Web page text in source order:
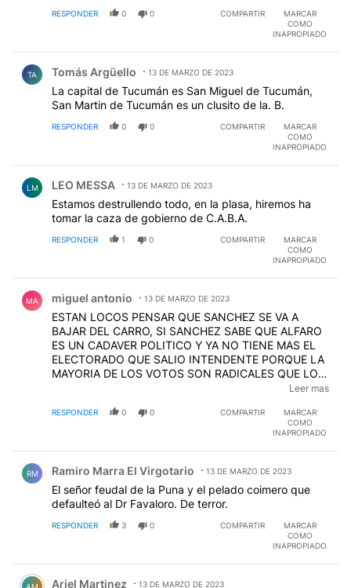
RESPONDER 0 0 COMPARTIR
MARCAR
COMO
INAPROPIADO
TA Tomás Argüello 13 DE MARZO DE 2023
La capital de Tucumán es San Miguel de Tucumán,
San Martin de Tucumán es un clusito de la. B.
RESPONDER 0 0 COMPARTIR
MARCAR
COMO
INAPROPIADO
LM LEO MESSA 13 DE MARZO DE 2023
Estamos destrullendo todo, en la plasa, hiremos ha
tomar la caza de gobierno de C.A.B.A.
RESPONDER 1 0 COMPARTIR
MARCAR
COMO
INAPROPIADO
MA miguel antonio 13 DE MARZO DE 2023
ESTAN LOCOS PENSAR QUE SANCHEZ SE VA A
BAJAR DEL CARRO, SI SANCHEZ SABE QUE ALFARO
ES UN CADAVER POLITICO Y YA NO TIENE MAS EL
ELECTORADO QUE SALIO INTENDENTE PORQUE LA
MAYORIA DE LOS VOTOS SON RADICALES QUE LO
UNGIERON INTENDENTE Y AHORA RADICALES
ALIANZA Y MORALES QUE SE DEDIQUE A JUJUY NO
TIENE NADA QUE HACER EN TUCUMAN ,ADEMAS EL
Leer mas
RESPONDER 0 0 COMPARTIR
MARCAR
COMO
INAPROPIADO
RM Ramiro Marra El Virgotario 13 DE MARZO DE 2023
El señor feudal de la Puna y el pelado coimero que
defaulteó al Dr Favaloro. De terror.
RESPONDER 3 0 COMPARTIR
MARCAR
COMO
INAPROPIADO
Comentario de Ariel Martinez.
Ariel Martinez 13 DE MARZO DE 2023